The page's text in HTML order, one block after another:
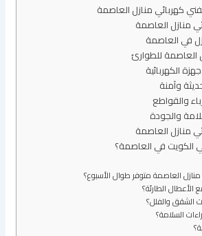
كهربائي منازل العاصمة
منازل العاصمة
في العاصمة
العاصمة للطوارئ
الكهربائية
وآمنة
والقواطع
والجودة
منازل العاصمة
الكويت في العاصمة؟
العاصمة متوفر طوال الأسبوع؟
الطارئة؟
الشقق والفلل؟
السلامة؟